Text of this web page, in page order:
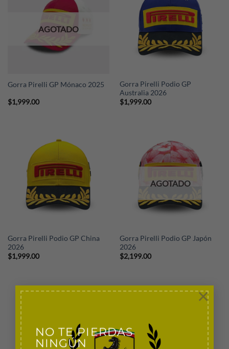
NO TE PIERDAS
NINGÚN
×
AGOTADO
Gorra Pirelli GP Mónaco 2025
$1,999.00
Gorra Pirelli Podio GP
Australia 2026
$1,999.00
Gorra Pirelli Podio GP China
2026
$1,999.00
AGOTADO
Gorra Pirelli Podio GP Japón
2026
$2,199.00